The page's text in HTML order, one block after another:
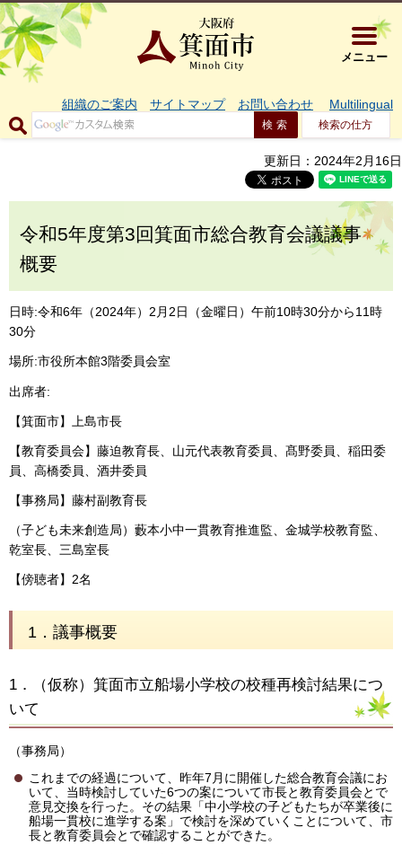
大阪府箕
メニュー
組織のご案内 サイトマップ お問い合わせ Multilingual
検索の仕方
更新日：2024年2月16日
令和5年度第3回箕面市総合教育会議議事
概要
日時:令和6年（2024年）2月2日（金曜日）午前10時30分から11時
30分
場所:市役所本館3階委員会室
出席者:
【箕面市】上島市長
【教育委員会】藤迫教育長、山元代表教育委員、髙野委員、稲田委
員、高橋委員、酒井委員
【事務局】藤村副教育長
（子ども未来創造局）藪本小中一貫教育推進監、金城学校教育監、
乾室長、三島室長
【傍聴者】2名
1．議事概要
1．（仮称）箕面市立船場小学校の校種再検討結果につ
いて
（事務局）
これまでの経過について、昨年7月に開催した総合教育会議にお
いて、当時検討していた6つの案について市長と教育委員会とで
意見交換を行った。その結果「中小学校の子どもたちが卒業後に
船場一貫校に進学する案」で検討を深めていくことについて、市
長と教育委員会とで確認することができた。